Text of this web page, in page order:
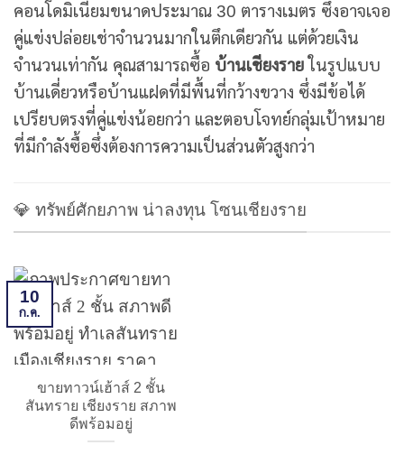
คอนโดมิเนียมขนาดประมาณ 30 ตารางเมตร ซึ่งอาจเจอ
คู่แข่งปล่อยเช่าจำนวนมากในตึกเดียวกัน แต่ด้วยเงิน
จำนวนเท่ากัน คุณสามารถซื้อ บ้านเชียงรายในรูปแบบ
บ้านเดี่ยวหรือบ้านแฝดที่มีพื้นที่กว้างขวาง ซึ่งมีข้อได้
เปรียบตรงที่คู่แข่งน้อยกว่า และตอบโจทย์กลุ่มเป้าหมาย
ที่มีกำลังซื้อซึ่งต้องการความเป็นส่วนตัวสูงกว่า
💎 ทรัพย์ศักยภาพ น่าลงทุน โซนเชียงราย
ขายทาวน์เฮ้าส์ 2 ชั้น
สันทราย เชียงราย สภาพ
ดีพร้อมอยู่
10
ก.ค.